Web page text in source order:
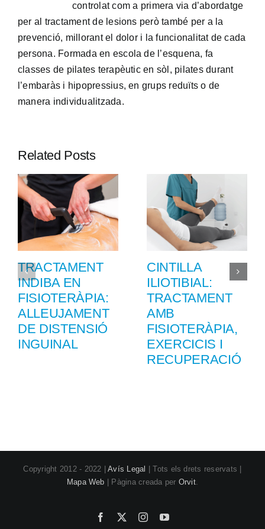
controlat com a primera via d’abordatge
per al tractament de lesions però també per a la
prevenció, millorant el dolor i la funcionalitat de cada
persona. Formada en escola de l’esquena, fa
classes de pilates terapèutic en sòl, pilates durant
l’embaràs i hipopressius, en grups reduïts o de
manera individualitzada.
Related Posts
TRACTAMENT
INDIBA EN
FISIOTERÀPIA:
ALLEUJAMENT
DE DISTENSIÓ
INGUINAL
CINTILLA
ILIOTIBIAL:
TRACTAMENT
AMB
FISIOTERÀPIA,
EXERCICIS I
RECUPERACIÓ
Copyright 2012 - 2022 |Avís Legal
| Tots els drets reservats |
Mapa Web | Pàgina creada per Orvit.
Facebook InstagramYouTube